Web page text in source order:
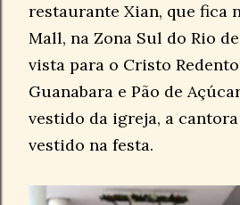
restaurante Xian, que fica
Mall, na Zona Sul do Rio
vista para o Cristo
Guanabara e Pão de
vestido da igreja, a
vestido na festa.